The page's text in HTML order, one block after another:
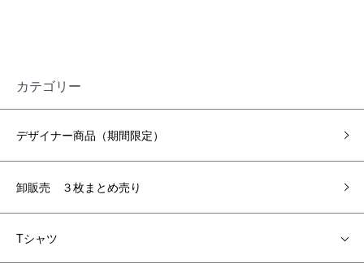
カテゴリー
デザイナー商品（期間限定）
卸販売 ３枚まとめ売り
Tシャツ